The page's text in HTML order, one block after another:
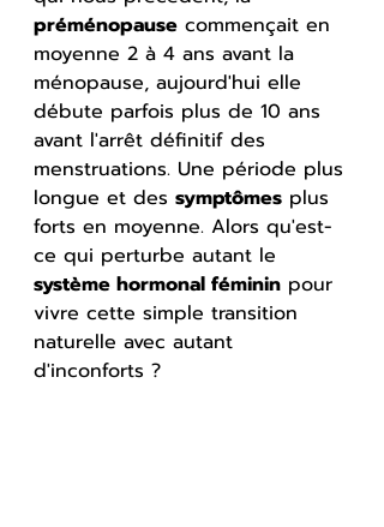
préménopause commençait en
moyenne 2 à 4 ans avant la
ménopause, aujourd'hui elle
débute parfois plus de 10 ans
avant l'arrêt définitif des
menstruations. Une période plus
longue et des symptômes plus
forts en moyenne. Alors qu'est-
ce qui perturbe autant le
système hormonal féminin pour
vivre cette simple transition
naturelle avec autant
d'inconforts ?